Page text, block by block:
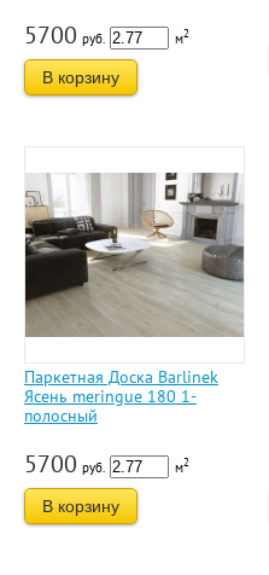
5700 руб. м2
В корзину
Паркетная Доска Barlinek
Ясень meringue 180 1-
полосный
5700 руб. м2
В корзину